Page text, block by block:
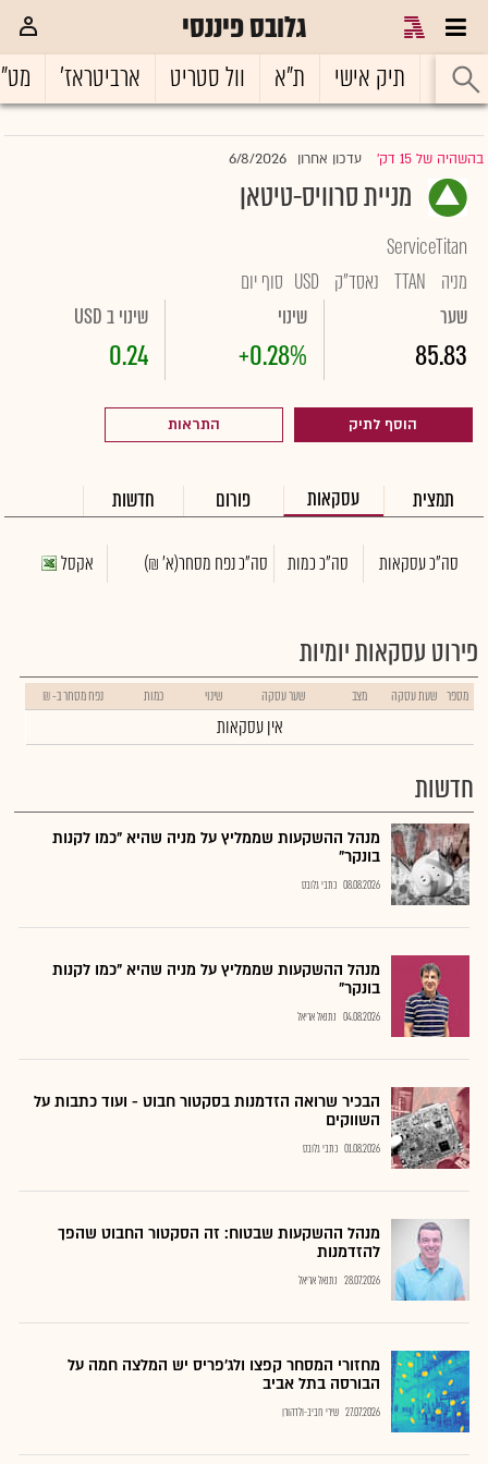
גלובס פיננסי
ראשי תיק אישי ת"א וול סטריט ארביטראז'
בהשהיה של 15 דק' |עדכון אחרון 6/8/2026
מניית סרוויס-טיטאן
ServiceTitan
מניה
TTAN נאסד"ק USD סוף יום
שער
85.83
שינוי
+0.28%
שינוי ב USD
0.24
הוסף לתיק התראות
תמצית עסקאות פורום חדשות
סה"כ עסקאות סה"כ כמות סה"כ נפח מסחר(א' ₪) אקסל
פירוט עסקאות יומיות
מספר שעת עסקה מצב שער עסקה שינוי כמות נפח מסחר ב- ₪
אין עסקאות
חדשות
מנהל ההשקעות שממליץ על מניה שהיא "כמו לקנות
בונקר"
08.08.2026 כתבי גלובס
מנהל ההשקעות שממליץ על מניה שהיא "כמו לקנות
בונקר"
04.08.2026 נתנאל אריאל
הבכיר שרואה הזדמנות בסקטור חבוט - ועוד כתבות על
השווקים
01.08.2026 כתבי גלובס
מנהל ההשקעות שבטוח: זה הסקטור החבוט שהפך
להזדמנות
28.07.2026 נתנאל אריאל
מחזורי המסחר קפצו ולג'פריס יש המלצה חמה על
הבורסה בתל אביב
27.07.2026 שירי חביב-ולדהורן